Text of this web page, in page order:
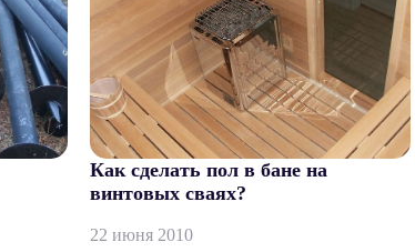
Как сделать пол в бане на
винтовых сваях?
22 июня 2010